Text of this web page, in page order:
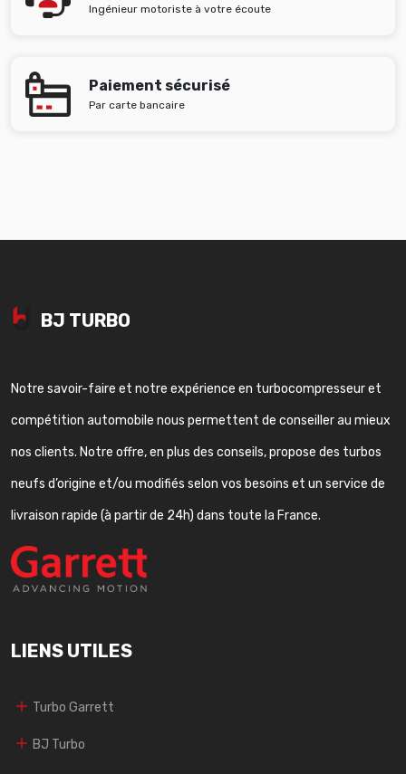
Ingénieur motoriste à votre écoute
Paiement sécurisé
Par carte bancaire
BJ TURBO
Notre savoir-faire et notre expérience en turbocompresseur et
compétition automobile nous permettent de conseiller au mieux
nos clients. Notre offre, en plus des conseils, propose des turbos
neufs d’origine et/ou modifiés selon vos besoins et un service de
livraison rapide (à partir de 24h) dans toute la France.
LIENS UTILES
Turbo Garrett
BJ Turbo